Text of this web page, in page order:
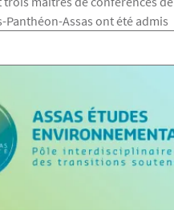
Panthéon-Assas ont été admis